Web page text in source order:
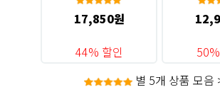
17,850원
44% 할인
별 5개 상품 모음